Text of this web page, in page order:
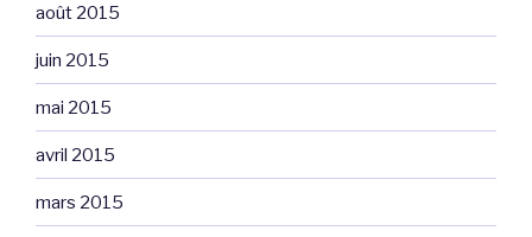
août 2015
juin 2015
mai 2015
avril 2015
mars 2015